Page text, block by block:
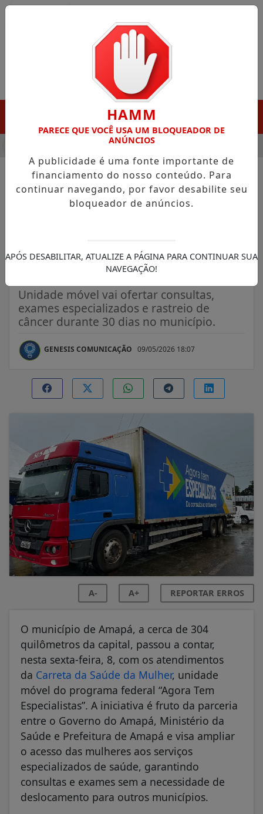
EM PORTO GRANDE COM ATUAÇÃO VOLTADA AO
NOTÍCIAS/AMAPÁ
Saúde da Mulher: Carreta
atendimentos no município
Unidade móvel vai ofertar consultas,
exames especializados e rastreio de
câncer durante 30 dias no município.
GENESIS COMUNICAÇÃO 09/05/2026 18:07
A- A+ REPORTAR ERROS
O município de Amapá, a cerca de 304
quilômetros da capital, passou a contar,
nesta sexta-feira, 8, com os atendimentos
da Carreta da Saúde da Mulher, unidade
móvel do programa federal “Agora Tem
Especialistas”. A iniciativa é fruto da parceria
entre o Governo do Amapá, Ministério da
Saúde e Prefeitura de Amapá e visa ampliar
o acesso das mulheres aos serviços
especializados de saúde, garantindo
consultas e exames sem a necessidade de
deslocamento para outros municípios.
HAMM
PARECE QUE VOCÊ USA UM BLOQUEADOR DE
ANÚNCIOS
A publicidade é uma fonte importante de
financiamento do nosso conteúdo. Para
continuar navegando, por favor desabilite seu
bloqueador de anúncios.
APÓS DESABILITAR, ATUALIZE A PÁGINA PARA CONTINUAR SUA
NAVEGAÇÃO!